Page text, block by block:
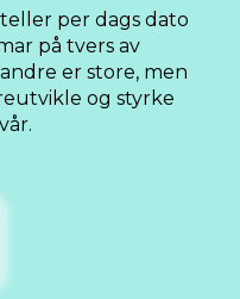
per dags dato
på tvers av
er store, men
og styrke